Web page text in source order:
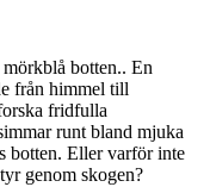
botten.. En
från himmel till
fridfulla
runt bland mjuka
botten. Eller varför inte
genom skogen?